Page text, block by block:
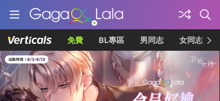
免費 BL專區 男同志 女同志
Homepage